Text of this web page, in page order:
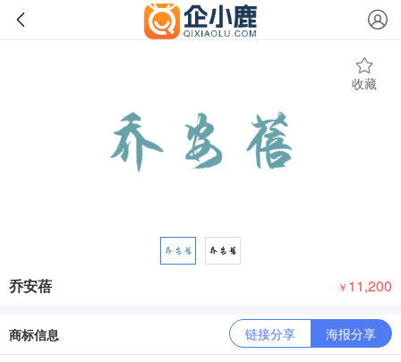
收藏
乔安蓓 ￥ 11,200
商标信息 链接分享 海报分享